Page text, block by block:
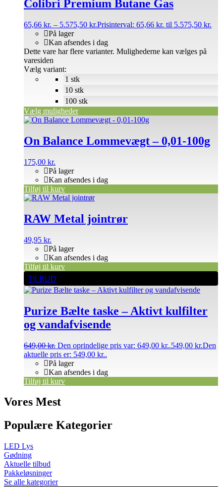
Colibri Premium Butane Gas
65,66 kr. – 5.575,50 kr.Prisinterval: 65,66 kr. til 5.575,50 kr.
På lager
Kan afsendes i dag
Vælg variant:
Vælg muligheder
Dette vare har flere varianter. Mulighederne kan vælges på
varesiden
1 stk
10 stk
100 stk
On Balance Lommevægt – 0,01-100g
175,00 kr.
På lager
Kan afsendes i dag
Tilføj til kurv
RAW Metal jointrør
49,95 kr.
På lager
Kan afsendes i dag
Tilføj til kurv
TILBUD
Purize Bælte taske – Aktivt kulfilter
og vandafvisende
649,00kr. Den oprindelige pris var: 649,00 kr..549,00 kr.Den
aktuelle pris er: 549,00 kr..
På lager
Kan afsendes i dag
Tilføj til kurv
Vores Mest
Populære Kategorier
LED Lys
Gødning
Aktuelle tilbud
Pakkeløsninger
Se alle kategorier